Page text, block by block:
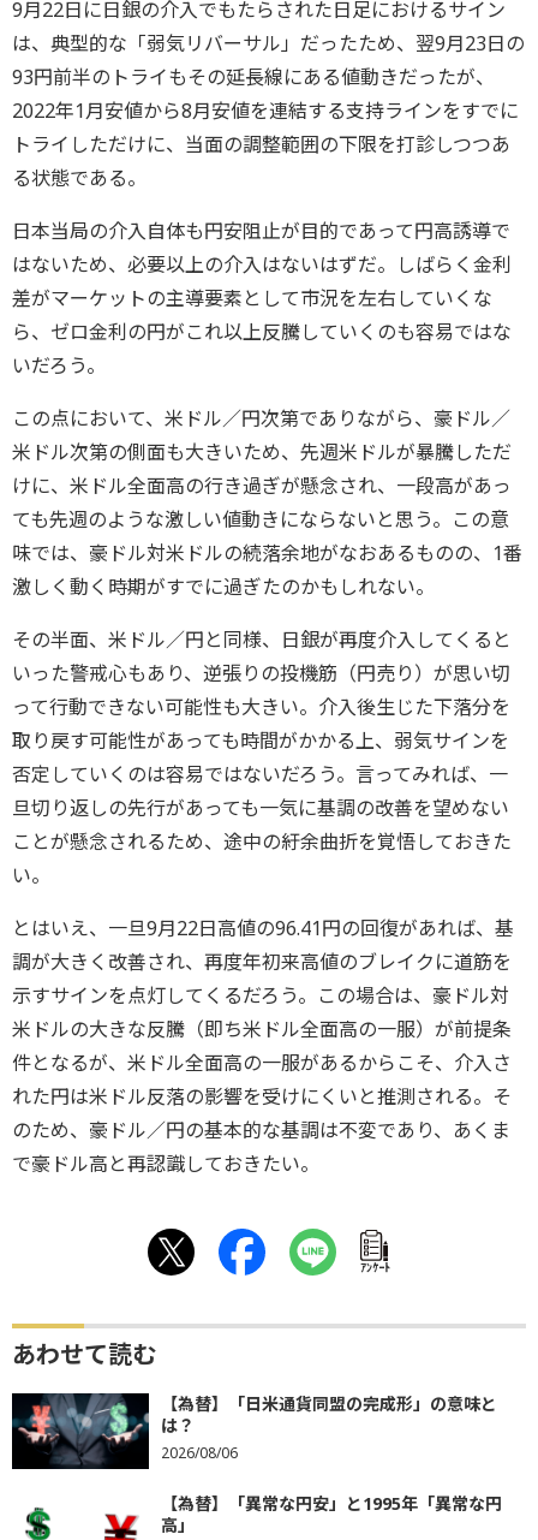
9月22日に日銀の介入でもたらされた日足におけるサイン
は、典型的な「弱気リバーサル」だったため、翌9月23日の
93円前半のトライもその延長線にある値動きだったが、
2022年1月安値から8月安値を連結する支持ラインをすでに
トライしただけに、当面の調整範囲の下限を打診しつつあ
る状態である。
日本当局の介入自体も円安阻止が目的であって円高誘導で
はないため、必要以上の介入はないはずだ。しばらく金利
差がマーケットの主導要素として市況を左右していくな
ら、ゼロ金利の円がこれ以上反騰していくのも容易ではな
いだろう。
この点において、米ドル／円次第でありながら、豪ドル／
米ドル次第の側面も大きいため、先週米ドルが暴騰しただ
けに、米ドル全面高の行き過ぎが懸念され、一段高があっ
ても先週のような激しい値動きにならないと思う。この意
味では、豪ドル対米ドルの続落余地がなおあるものの、1番
激しく動く時期がすでに過ぎたのかもしれない。
その半面、米ドル／円と同様、日銀が再度介入してくると
いった警戒心もあり、逆張りの投機筋（円売り）が思い切
って行動できない可能性も大きい。介入後生じた下落分を
取り戻す可能性があっても時間がかかる上、弱気サインを
否定していくのは容易ではないだろう。言ってみれば、一
旦切り返しの先行があっても一気に基調の改善を望めない
ことが懸念されるため、途中の紆余曲折を覚悟しておきた
い。
とはいえ、一旦9月22日高値の96.41円の回復があれば、基
調が大きく改善され、再度年初来高値のブレイクに道筋を
示すサインを点灯してくるだろう。この場合は、豪ドル対
米ドルの大きな反騰（即ち米ドル全面高の一服）が前提条
件となるが、米ドル全面高の一服があるからこそ、介入さ
れた円は米ドル反落の影響を受けにくいと推測される。そ
のため、豪ドル／円の基本的な基調は不変であり、あくま
で豪ドル高と再認識しておきたい。
ｱﾝｹｰﾄ
あわせて読む
【為替】「日米通貨同盟の完成形」の意味と
は？
2026/08/06
【為替】「異常な円安」と1995年「異常な円
高」